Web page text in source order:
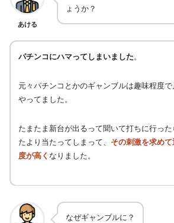
あける
ょうか？
パチンコにハマってしまいました。
元々パチンコとかのギャンブルは趣味程度
やってました。
たまたま新台が出るって聞いて打ちに行った
たより当たってしまって、 その刺激を求め
度が高く なりました。
なぜギャンブルに？